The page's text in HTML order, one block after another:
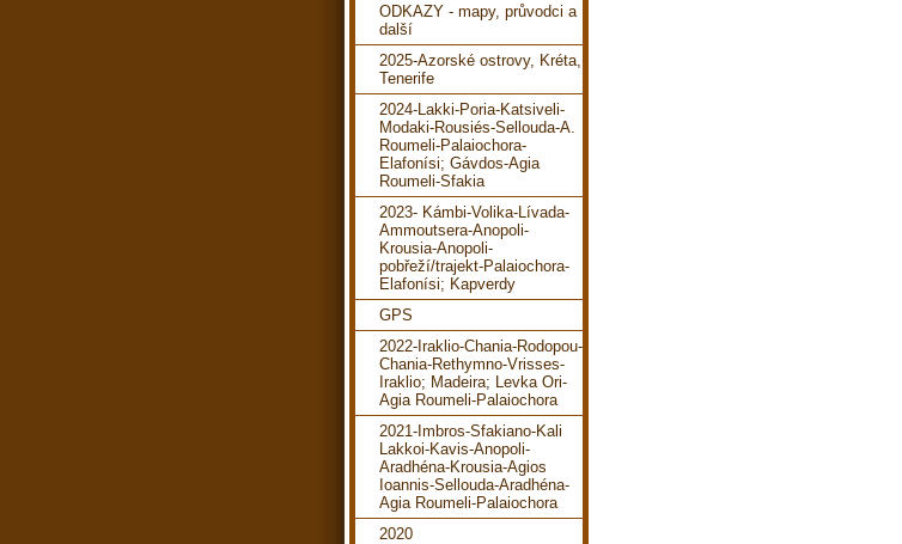
ODKAZY - mapy, průvodci a
další
2025-Azorské ostrovy, Kréta,
Tenerife
2024-Lakki-Poria-Katsiveli-
Modaki-Rousiés-Sellouda-A.
Roumeli-Palaiochora-
Elafonísi; Gávdos-Agia
Roumeli-Sfakia
2023- Kámbi-Volika-Lívada-
Ammoutsera-Anopoli-
Krousia-Anopoli-
pobřeží/trajekt-Palaiochora-
Elafonísi; Kapverdy
GPS
2022-Iraklio-Chania-Rodopou-
Chania-Rethymno-Vrisses-
Iraklio; Madeira; Levka Ori-
Agia Roumeli-Palaiochora
2021-Imbros-Sfakiano-Kali
Lakkoi-Kavis-Anopoli-
Aradhéna-Krousia-Agios
Ioannis-Sellouda-Aradhéna-
Agia Roumeli-Palaiochora
2020